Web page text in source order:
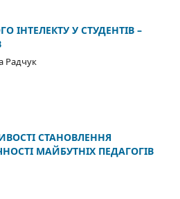
ІНТЕЛЕКТУ У СТУДЕНТІВ –
Радчук
СТАНОВЛЕННЯ
МАЙБУТНІХ ПЕДАГОГІВ